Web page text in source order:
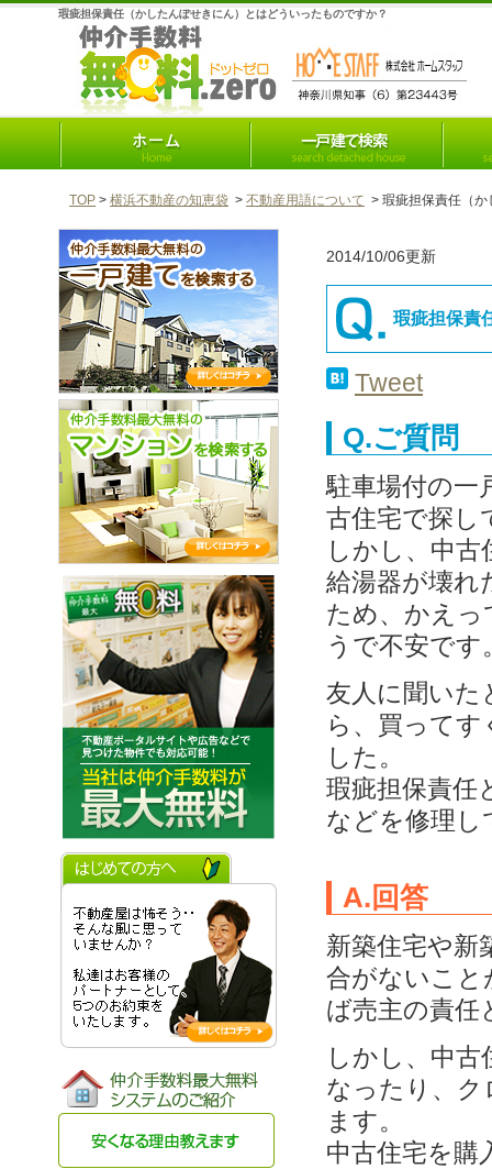
瑕疵担保責任（かしたんぽせきにん）とはどういったものですか？
TOP > 横浜不動産の知恵袋 > 不動産用語について > 瑕疵担保責任（
2014/10/06更新
瑕疵担保責
Tweet
Q.ご質問
駐車場付の一
古住宅で探し
しかし、中
給湯器が壊れ
ため、かえ
うで不安です
友人に聞いた
ら、買って
した。
瑕疵担保責任
などを修理
A.回答
新築住宅や新
合がないこと
ば売主の責任
しかし、中
なったり、
ます。
中古住宅を購